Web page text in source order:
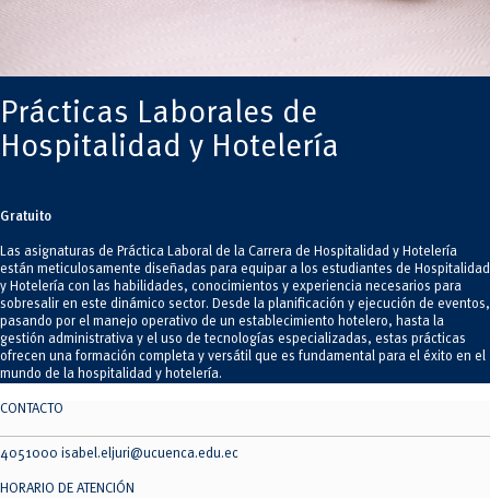
Prácticas Laborales de
Hospitalidad y Hotelería
Gratuito
Las asignaturas de Práctica Laboral de la Carrera de Hospitalidad y Hotelería
están meticulosamente diseñadas para equipar a los estudiantes de Hospitalidad
y Hotelería con las habilidades, conocimientos y experiencia necesarios para
sobresalir en este dinámico sector. Desde la planificación y ejecución de eventos,
pasando por el manejo operativo de un establecimiento hotelero, hasta la
gestión administrativa y el uso de tecnologías especializadas, estas prácticas
ofrecen una formación completa y versátil que es fundamental para el éxito en el
mundo de la hospitalidad y hotelería.
CONTACTO
4051000 isabel.eljuri@ucuenca.edu.ec
HORARIO DE ATENCIÓN